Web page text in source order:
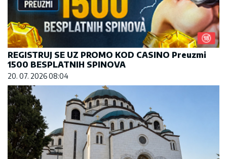
REGISTRUJ SE UZ PROMO KOD CASINO Preuzmi
1500 BESPLATNIH SPINOVA
20. 07. 2026 08:04